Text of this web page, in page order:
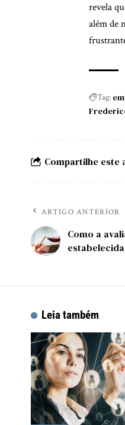
revela
além de
Tag:
Compartilhe este
ARTIGO ANTERIOR
Como a
Leia também